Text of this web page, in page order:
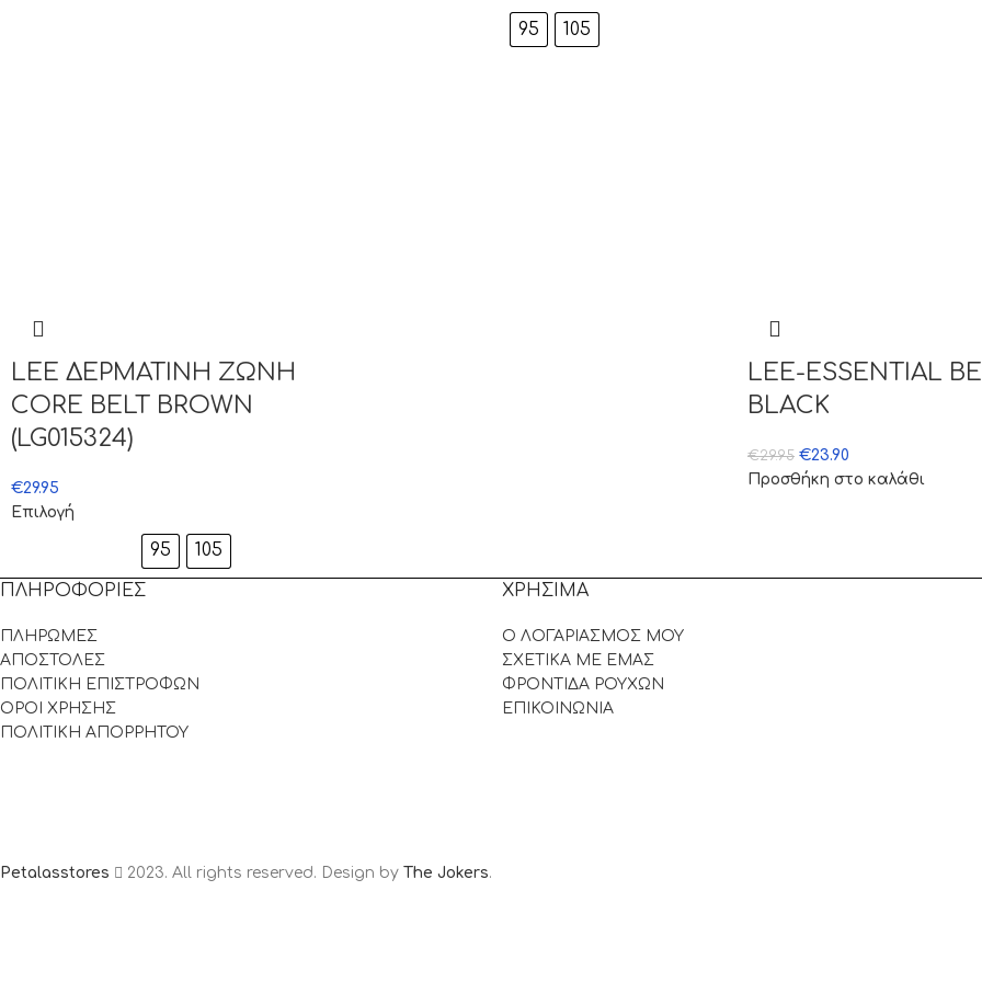
LEE ΔΕΡΜΑΤΙΝΗ ΖΩΝΗ
CORE BELT BROWN
(LG015324)
€29.95
Επιλογή
95 105
95 105
LEE-ESSENTIAL
BLACK
€29.95 €23.90
Προσθήκη στο καλάθι
ΠΛΗΡΟΦΟΡΙΕΣ
ΠΛΗΡΩΜΕΣ
ΑΠΟΣΤΟΛΕΣ
ΠΟΛΙΤΙΚΗ ΕΠΙΣΤΡΟΦΩΝ
ΟΡΟΙ ΧΡΗΣΗΣ
ΠΟΛΙΤΙΚΗ ΑΠΟΡΡΗΤΟΥ
ΧΡΗΣΙΜΑ
Ο ΛΟΓΑΡΙΑΣΜΟΣ ΜΟΥ
ΣΧΕΤΙΚΑ ΜΕ ΕΜΑΣ
ΦΡΟΝΤΙΔΑ ΡΟΥΧΩΝ
ΕΠΙΚΟΙΝΩΝΙΑ
Petalasstores 2023. All rights reserved. Design by The Jokers.